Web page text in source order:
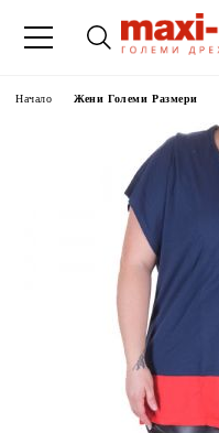
Начало Жени Големи Размери